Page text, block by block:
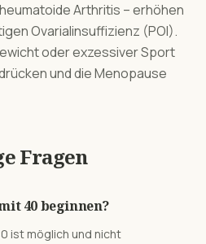
Arthritis – erhöhen
Ovarialinsuffizienz (POI).
oder exzessiver Sport
und die Menopause
Fragen
40 beginnen?
ist möglich und nicht